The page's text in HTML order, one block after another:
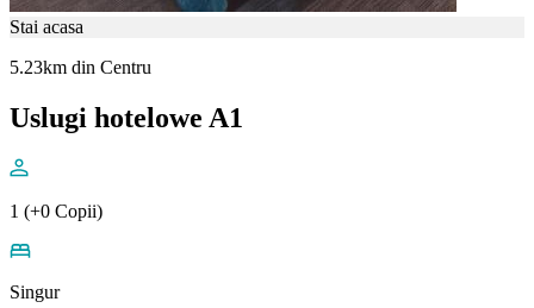
Stai acasa
5.23km din Centru
Uslugi hotelowe A1
1 (+0 Copii)
Singur